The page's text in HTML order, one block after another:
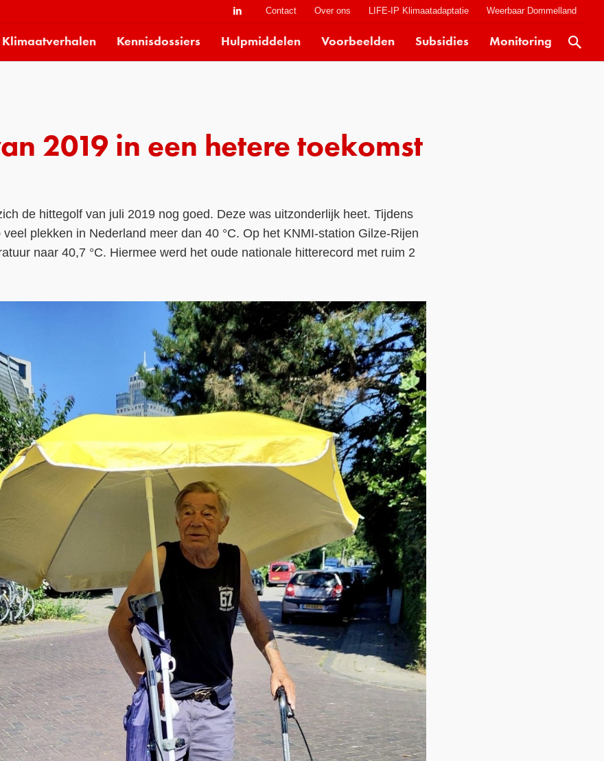
Contact Over ons LIFE-IP Klimaatadaptatie Weerbaar Dommelland
Klimaatverhalen Kennisdossiers Hulpmiddelen Voorbeelden Subsidies Monitoring
2019 in een hetere toekomst
de hittegolf van juli 2019 nog goed. Deze was uitzonderlijk heet. Tijdens
plekken in Nederland meer dan 40 °C. Op het KNMI-station Gilze-Rijen
naar 40,7 °C. Hiermee werd het oude nationale hitterecord met ruim 2
Kennisdossiers